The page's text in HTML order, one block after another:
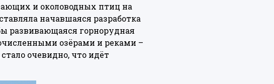
и околоводных птиц на
начавшаяся разработка
развивающаяся горнорудная
озёрами и реками –
очевидно, что идёт